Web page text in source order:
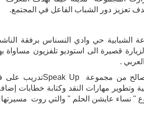
تعزيز دور الشباب الفاعل في المجتمع.
الشبابية حي وادي النسناس برفقة
لزيارة قصيرة الى استوديو تلفزيون
.
من مجموعةSpeak Upتدريب على
وتطوير مهارات النقد وكتابة خطابات
عايشن الحلم " والتي روت مسيرتها